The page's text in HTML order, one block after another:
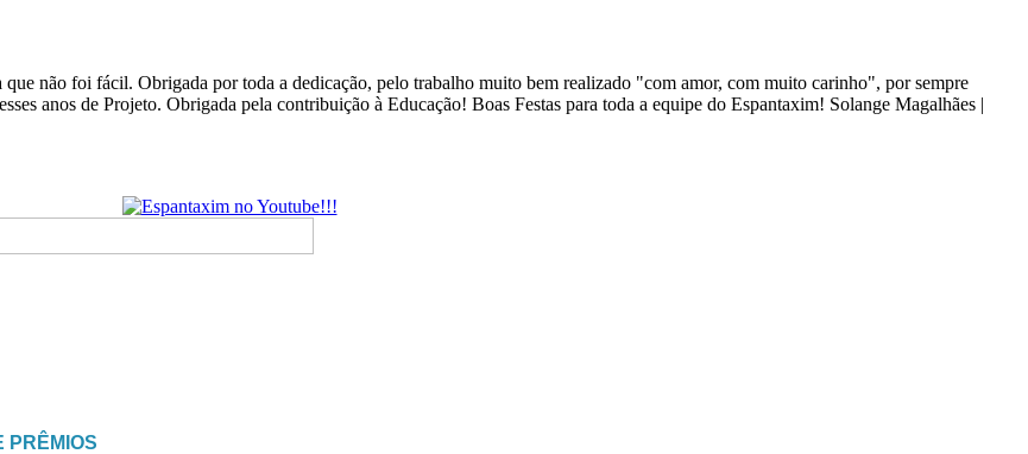
não foi fácil. Obrigada por toda a dedicação, pelo trabalho muito bem realizado "com amor, com muito carinho", por sempre
anos de Projeto. Obrigada pela contribuição à Educação! Boas Festas para toda a equipe do Espantaxim! Solange Magalhães |
PRÊMIOS